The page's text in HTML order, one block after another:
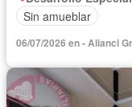
Sin amueblar
06/07/2026 en - Alianci